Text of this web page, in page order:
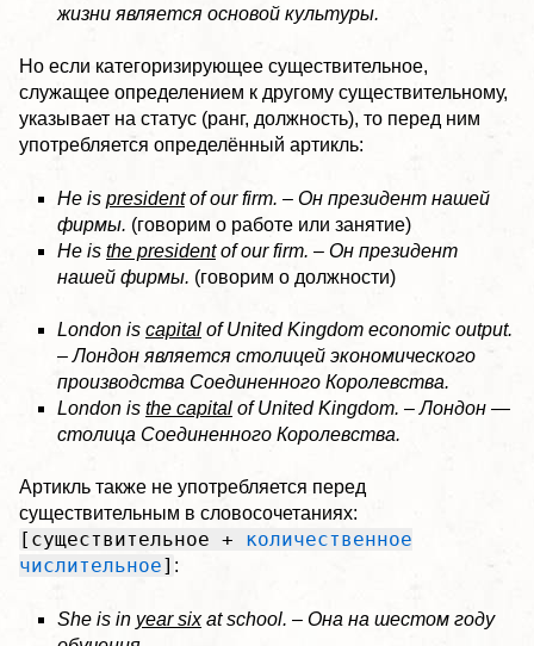
жизни является основой культуры.
Но если категоризирующее существительное,
служащее определением к другому существительному,
указывает на статус (ранг, должность), то перед ним
употребляется определённый артикль:
He is presidentof our firm. – Он президент нашей
фирмы. (говорим о работе или занятие)
He is the presidentof our firm. – Он президент
нашей фирмы. (говорим о должности)
London is capital of United Kingdom economic output.
– Лондон является столицей экономического
производства Соединенного Королевства.
London is the capital of United Kingdom. – Лондон —
столица Соединенного Королевства.
Артикль также не употребляется перед
существительным в словосочетаниях:
[существительное + количественное
числительное] :
She is in year sixat school. – Она на шестом году